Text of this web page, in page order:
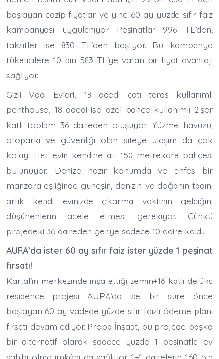
başlayan cazip fiyatlar ve yine 60 ay yüzde sıfır faiz
kampanyası uygulanıyor. Peşinatlar 996 TL’den,
taksitler ise 830 TL’den başlıyor. Bu kampanya
tüketicilere 10 bin 583 TL’ye varan bir fiyat avantajı
sağlıyor.
Gizli Vadi Evleri, 18 adedi çatı teras kullanımlı
penthouse, 18 adedi ise özel bahçe kullanımlı 2’şer
katlı toplam 36 daireden oluşuyor. Yüzme havuzu,
otoparkı ve güvenliği olan siteye ulaşım da çok
kolay. Her evin kendine ait 150 metrekare bahçesi
bulunuyor. Denize nazır konumda ve enfes bir
manzara eşliğinde güneşin, denizin ve doğanın tadını
artık kendi evinizde çıkarma vaktinin geldiğini
düşünenlerin acele etmesi gerekiyor. Çünkü
projedeki 36 daireden geriye sadece 10 daire kaldı.
AURA’da ister 60 ay sıfır faiz ister yüzde 1 peşinat
fırsatı!
Kartal’ın merkezinde inşa ettiği zemin+16 katlı delüks
residence projesi AURA’da ise bir süre önce
başlayan 60 ay vadede yüzde sıfır faizli ödeme planı
fırsatı devam ediyor. Propa İnşaat, bu projede başka
bir alternatif olarak sadece yüzde 1 peşinatla ev
sahibi olma imkânı da sağlıyor. 1+1 dairelerin 160 bin